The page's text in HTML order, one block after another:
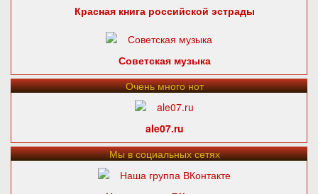
Красная книга российской эстрады
Советская музыка
Очень много нот
ale07.ru
Мы в социальных сетях